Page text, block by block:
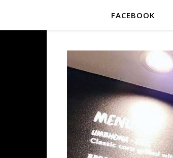
FACEBOOK